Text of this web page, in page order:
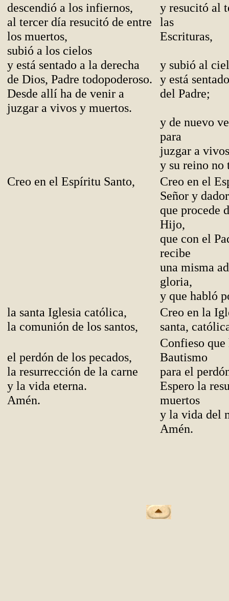
descendió a los infiernos,
al tercer día resucitó de entre
los muertos,
subió a los cielos
y está sentado a la derecha
de Dios, Padre todopoderoso.
Desde allí ha de venir a
juzgar a vivos y muertos.
y resucitó al
las
Escrituras,
y subió al
y está
del Padre;
y de nuevo
para
juzgar a
y su reino no
Creo en el Espíritu Santo,
Creo en el
Señor y
que procede
Hijo,
que con el
recibe
una misma
gloria,
y que habló
la santa Iglesia católica,
la comunión de los santos,
Creo en la
santa,
el perdón de los pecados,
la resurrección de la carne
y la vida eterna.
Amén.
Confieso
Bautismo
para el
Espero la
muertos
y la vida del
Amén.